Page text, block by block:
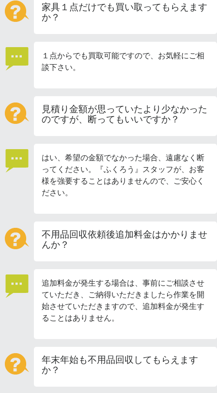
家具１点だけでも買い取ってもらえます
か？
１点からでも買取可能ですので、お気軽にご相
談下さい。
見積り金額が思っていたより少なかった
のですが、断ってもいいですか？
はい、希望の金額でなかった場合、遠慮なく断
ってください。『ふくろう』スタッフが、お客
様を強要することはありませんので、ご安心く
ださい。
不用品回収依頼後追加料金はかかりませ
んか？
追加料金が発生する場合は、事前にご相談させ
ていただき、ご納得いただきましたら作業を開
始させていただきますので、追加料金が発生す
ることはありません。
年末年始も不用品回収してもらえます
か？